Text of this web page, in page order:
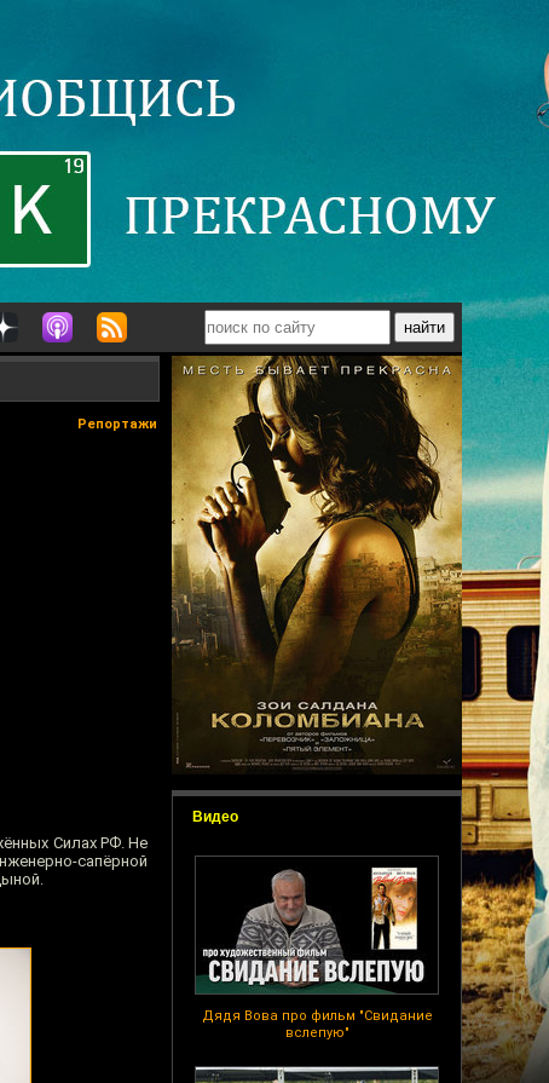
Видео
Дядя Вова про фильм "Свидание
вслепую"
Репортажи
Силах РФ. Не
сапёрной